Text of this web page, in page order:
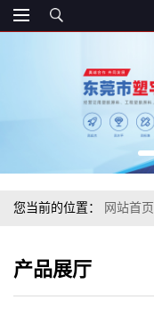
您当前的位置： 网站首页
产品展厅